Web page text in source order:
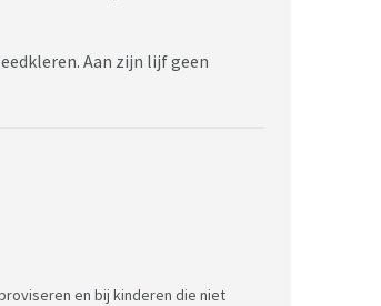
Aan zijn lijf geen
en bij kinderen die niet